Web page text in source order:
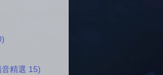
精選 15)